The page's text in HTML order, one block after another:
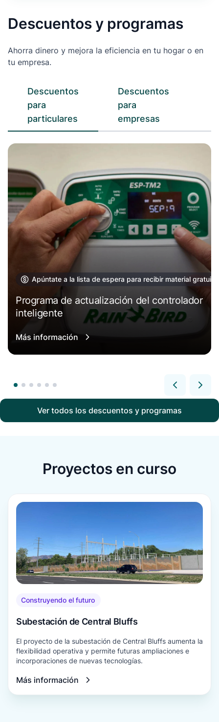
Descuentos y programas
Ahorra dinero y mejora la eficiencia en tu hogar o en
tu empresa.
Descuentos
para
particulares
Descuentos
para
empresas
Apúntate a la lista de espera para recibir material gratuito
Programa de actualización del controlador
inteligente
Más información
Read now
Ver todos los descuentos y programas
Proyectos en curso
Construyendo el futuro
Subestación de Central Bluffs
El proyecto de la subestación de Central Bluffs aumenta la
flexibilidad operativa y permite futuras ampliaciones e
incorporaciones de nuevas tecnologías.
Más información
Más información